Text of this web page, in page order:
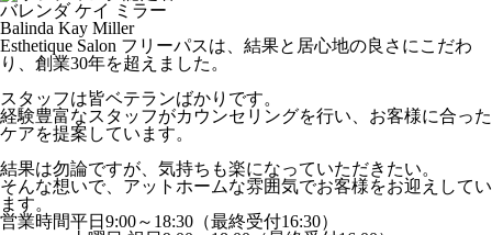
バレンダ ケイ ミラー
Balinda Kay Miller
Esthetique Salon フリーパスは、結果と居心地の良さにこだわ
り、創業30年を超えました。
スタッフは皆ベテランばかりです。
経験豊富なスタッフがカウンセリングを行い、お客様に合った
ケアを提案しています。
結果は勿論ですが、気持ちも楽になっていただきたい。
そんな想いで、アットホームな雰囲気でお客様をお迎えしてい
ます。
営業時間平日9:00～18:30（最終受付16:30）